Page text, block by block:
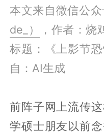
本文来自微信公众
de_）
，作者：
标题：《上影节
自：AI生成
前阵子网上流传
学硕士朋友以前